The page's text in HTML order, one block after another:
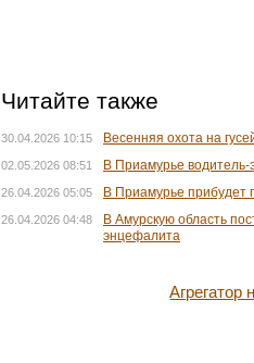
Читайте также
30.04.2026 10:15 Весенняя охота на
02.05.2026 08:51 В Приамурье водитель-
26.04.2026 05:05 В Приамурье прибудет
26.04.2026 04:48
В Амурскую область
энцефалита